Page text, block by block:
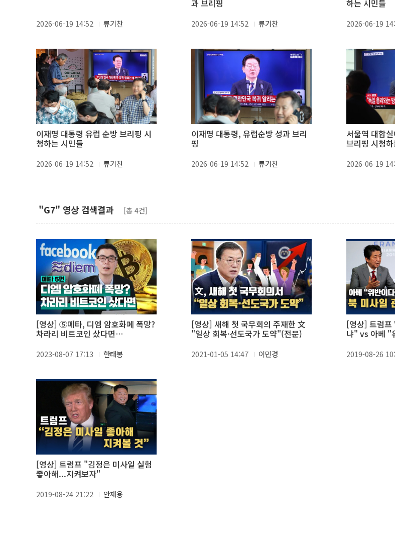
2026-06-19 14:52 류기찬
과 브리핑
2026-06-19 14:52 류기찬
하는 시민들
2026-06-19
이재명 대통령 유럽 순방 브리핑 시
청하는 시민들
2026-06-19 14:52 류기찬
이재명 대통령, 유럽순방 성과 브리
핑
2026-06-19 14:52 류기찬
서울역 대합
브리핑 시청
2026-06-19
"G7" 영상 검색결과 [총 4건]
[영상] ⑤메타, 디엠 암호화폐 폭망?
차라리 비트코인 샀다면…
2023-08-07 17:13 한태봉
[영상] 새해 첫 국무회의 주재한 文
"일상 회복·선도국가 도약"(전문)
2021-01-05 14:47 이민경
[영상] 트럼프
냐" vs 아베 "
2019-08-26
[영상] 트럼프 "김정은 미사일 실험
좋아해...지켜보자"
2019-08-24 21:22 안재용